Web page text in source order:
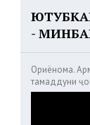
-
Ориёнома.
тамаддуни